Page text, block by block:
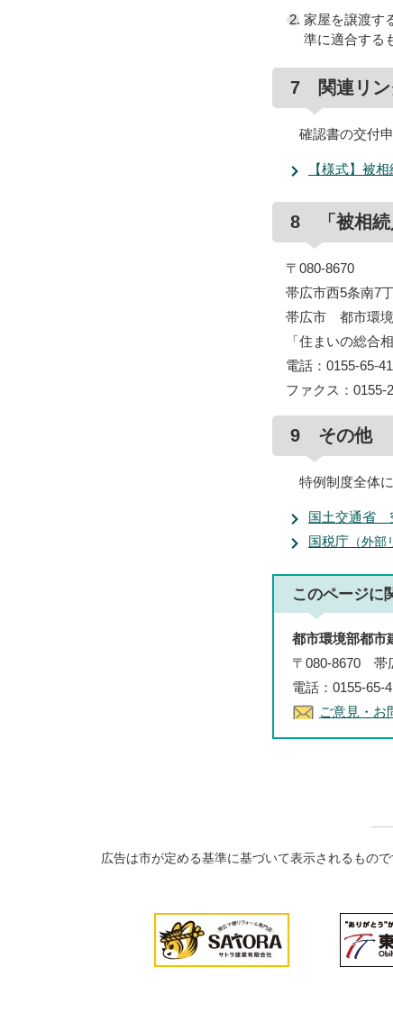
家屋を譲渡す
準に適合する
7 関連リン
確認書の交付申
【様式】被
8 「被相続
〒080-8670
帯広市西5条南7
帯広市 都市環
「住まいの総合
電話：0155-65-
ファクス：0155-
9 その他
特例制度全体に
国土交通省
国税庁 （外部
このページに
都市環境部都市
〒080-8670 帯
電話：0155-
ご意見・お
広告は市が定める基準に基づいて表示されるもの